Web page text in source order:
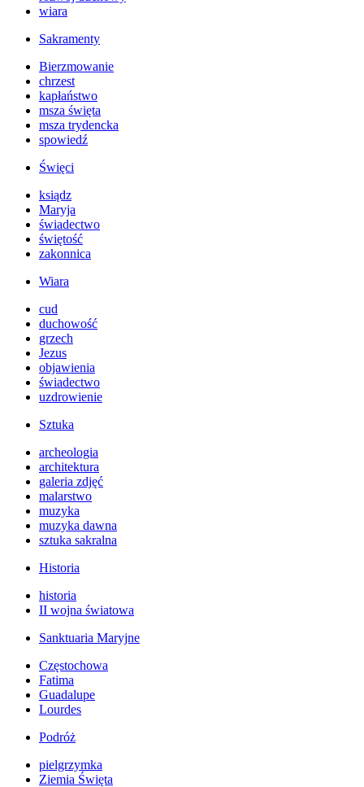
wiara
Sakramenty
Bierzmowanie
chrzest
kapłaństwo
msza święta
msza trydencka
spowiedź
Święci
ksiądz
Maryja
świadectwo
świętość
zakonnica
Wiara
cud
duchowość
grzech
Jezus
objawienia
świadectwo
uzdrowienie
Sztuka
archeologia
architektura
galeria zdjęć
malarstwo
muzyka
muzyka dawna
sztuka sakralna
Historia
historia
II wojna światowa
Sanktuaria Maryjne
Częstochowa
Fatima
Guadalupe
Lourdes
Podróż
pielgrzymka
Ziemia Święta